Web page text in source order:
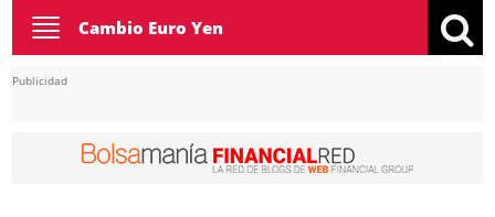
Toggle
navigation
Cambio Euro Yen
Publicidad